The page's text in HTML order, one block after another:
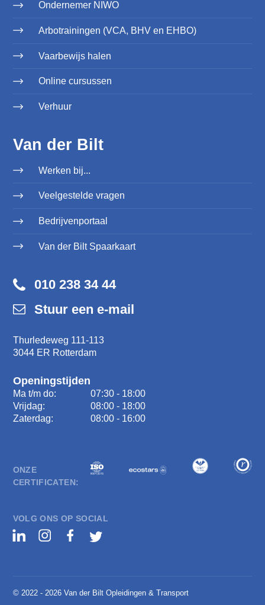
Ondernemer NIWO
Arbotrainingen (VCA, BHV en EHBO)
Vaarbewijs halen
Online cursussen
Verhuur
Van der Bilt
Werken bij...
Veelgestelde vragen
Bedrijvenportaal
Van der Bilt Spaarkaart
010 238 34 44
Stuur een e-mail
Thurledeweg 111-113
3044 ER Rotterdam
Openingstijden
Ma t/m do:
07:30 - 18:00
Vrijdag:
08:00 - 18:00
Zaterdag:
08:00 - 16:00
ONZE
CERTIFICATEN:
VOLG ONS OP SOCIAL
© 2022 - 2026 Van der Bilt Opleidingen & Transport